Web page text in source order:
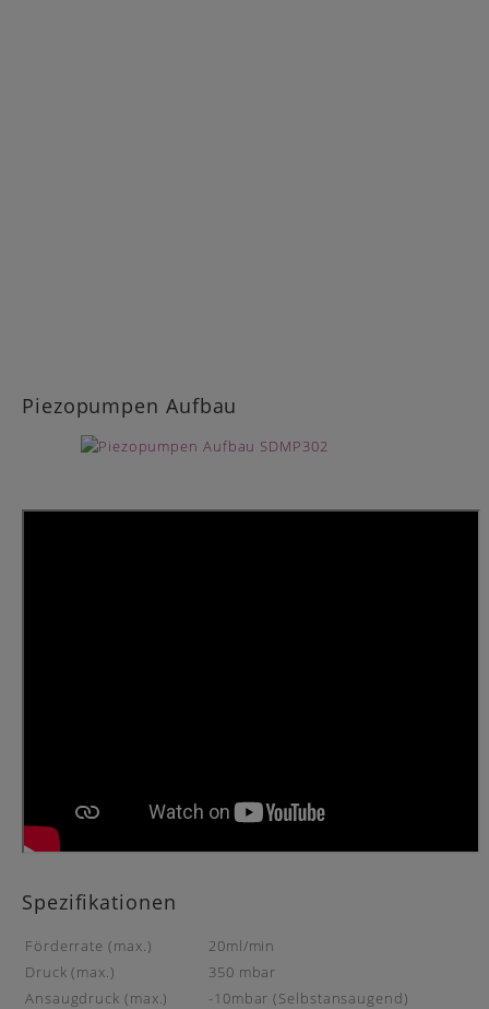
Piezopumpen Aufbau
Spezifikationen
Förderrate (max.)
20ml/min
Druck (max.)
350 mbar
Ansaugdruck (max.)
-10mbar (Selbstansaugend)